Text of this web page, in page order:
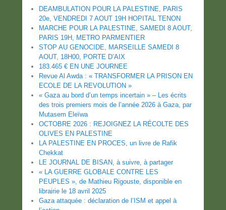
DEAMBULATION POUR LA PALESTINE, PARIS
20e, VENDREDI 7 AOUT 19H HOPITAL TENON
MARCHE POUR LA PALESTINE, SAMEDI 8 AOUT,
PARIS 19H, METRO PARMENTIER
STOP AU GENOCIDE, MARSEILLE SAMEDI 8
AOUT, 18H00, PORTE D’AIX
183.465 € EN UNE JOURNEE
Revue Al Awda : « TRANSFORMER LA PRISON EN
ECOLE DE LA REVOLUTION »
« Gaza au bord d’un temps incertain » – Les écrits
des trois premiers mois de l’année 2026 à Gaza, par
Mutasem Eleïwa
OCTOBRE 2026 : REJOIGNEZ LA RÉCOLTE DES
OLIVES EN PALESTINE
LA PALESTINE EN PROCES, un livre de Rafik
Chekkat
LE JOURNAL DE BISAN, à suivre, à partager
« LA GUERRE GLOBALE CONTRE LES
PEUPLES », de Mathieu Rigouste, disponible en
librairie le 18 avril 2025
Gaza attaquée : déclaration de l’ISM et appel à